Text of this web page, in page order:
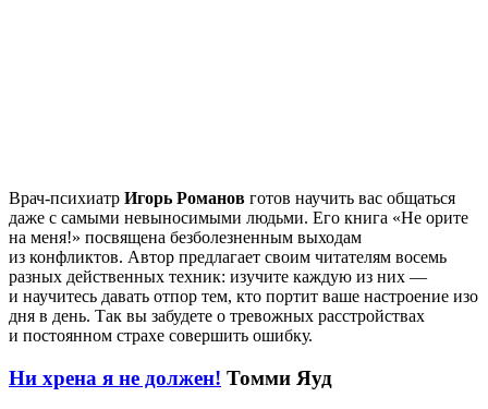
Врач-психиатр Игорь Романов готов научить вас общаться
даже с самыми невыносимыми людьми. Его книга «Не орите
на меня!» посвящена безболезненным выходам
из конфликтов. Автор предлагает своим читателям восемь
разных действенных техник: изучите каждую из них —
и научитесь давать отпор тем, кто портит ваше настроение изо
дня в день. Так вы забудете о тревожных расстройствах
и постоянном страхе совершить ошибку.
Ни хрена я не должен! Томми Яуд